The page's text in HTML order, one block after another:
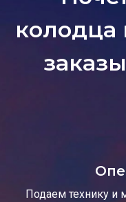
колодца
Подаем технику и